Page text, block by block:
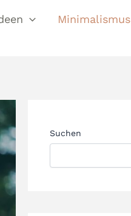
Minimalismus
Suchen